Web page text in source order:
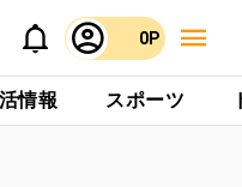
0P
情報 スポーツ